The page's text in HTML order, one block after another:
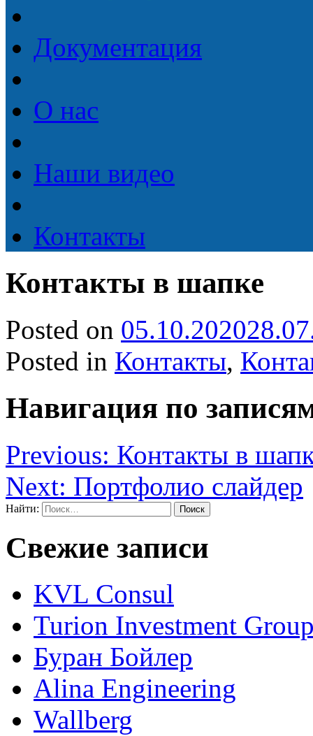
Документация
О нас
Наши видео
Контакты
Контакты в шапке
Posted on 05.10.2020
Posted in Контакты,
Навигация по
Previous: Контакты в
Next: Портфолио слайдер
Найти:
Свежие записи
KVL Consul
Turion Investment
Буран Бойлер
Alina Engineering
Wallberg